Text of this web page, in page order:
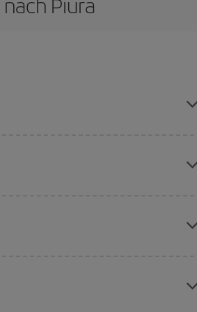
an und lassen Sie sich inspirieren: Sie
Flugoptionen an, die wir jeden Tag
günstiger sind die Preise.